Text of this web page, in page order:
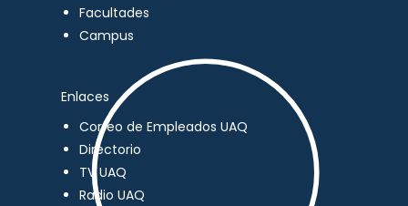
Facultades
Campus
Enlaces
Correo de Empleados UAQ
Directorio
TV UAQ
Radio UAQ